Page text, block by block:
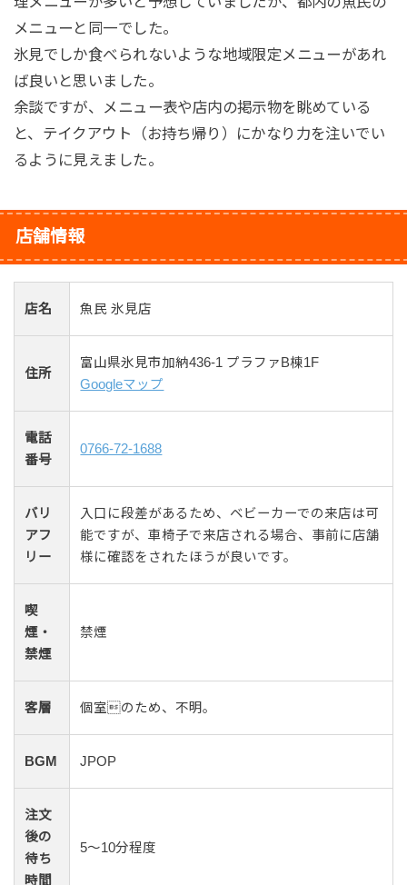
メニューと同一でした。
氷見でしか食べられないような地域限定メニューがあれ
ば良いと思いました。
余談ですが、メニュー表や店内の掲示物を眺めている
と、テイクアウト（お持ち帰り）にかなり力を注いでい
るように見えました。
店舗情報
店名 魚民 氷見店
住所
富山県氷見市加納436-1 プラファB棟1F
Googleマップ
電話
番号
0766-72-1688
バリ
アフ
リー
入口に段差があるため、ベビーカーでの来店は可
能ですが、車椅子で来店される場合、事前に店舗
様に確認をされたほうが良いです。
喫
煙・
禁煙
禁煙
客層 個室のため、不明。
BGM JPOP
注文
後の
待ち
時間
5〜10分程度